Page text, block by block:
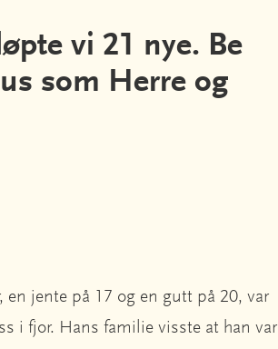
vi 21 nye. Be
som Herre og
en jente på 17 og en gutt på 20, var
i fjor. Hans familie visste at han var